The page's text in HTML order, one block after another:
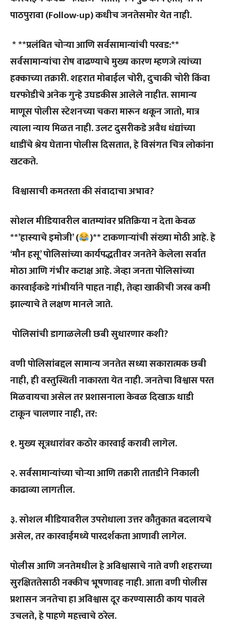
पाठपुरावा (Follow-up) कधीच जनतेसमोर येत नाही.
* **प्रलंबित चोऱ्या आणि सर्वसामान्यांची परवड:**
सर्वसामान्यांचा रोष वाढण्याचे मुख्य कारण म्हणजे त्यांच्या
हक्काच्या तक्रारी. शहरात मोबाईल चोरी, दुचाकी चोरी किंवा
घरफोडीचे अनेक गुन्हे उघडकीस आलेले नाहीत. सामान्य
माणूस पोलीस स्टेशनच्या चकरा मारून थकून जातो, मात्र
त्याला न्याय मिळत नाही. उलट दुसरीकडे अवैध धंद्यांच्या
धाडींचे श्रेय घेताना पोलीस दिसतात, हे विसंगत चित्र लोकांना
खटकते.
विश्वासाची कमतरता की संवादाचा अभाव?
सोशल मीडियावरील बातम्यांवर प्रतिक्रिया न देता केवळ
**’हास्याचे इमोजी’ (
)** टाकणाऱ्यांची संख्या मोठी आहे. हे
‘मौन हसू’ पोलिसांच्या कार्यपद्धतीवर जनतेने केलेला सर्वात
मोठा आणि गंभीर कटाक्ष आहे. जेव्हा जनता पोलिसांच्या
कारवाईकडे गांभीर्याने पाहत नाही, तेव्हा खाकीची जरब कमी
झाल्याचे ते लक्षण मानले जाते.
पोलिसांची डागाळलेली छबी सुधारणार कशी?
वणी पोलिसांबद्दल सामान्य जनतेत सध्या सकारात्मक छबी
नाही, ही वस्तुस्थिती नाकारता येत नाही. जनतेचा विश्वास परत
मिळवायचा असेल तर प्रशासनाला केवळ दिखाऊ धाडी
टाकून चालणार नाही, तर:
१. मुख्य सूत्रधारांवर कठोर कारवाई करावी लागेल.
२. सर्वसामान्यांच्या चोऱ्या आणि तक्रारी तातडीने निकाली
काढाव्या लागतील.
३. सोशल मीडियावरील उपरोधाला उत्तर कौतुकात बदलायचे
असेल, तर कारवाईमध्ये पारदर्शकता आणावी लागेल.
पोलीस आणि जनतेमधील हे अविश्वासाचे नाते वणी शहराच्या
सुरक्षिततेसाठी नक्कीच भूषणावह नाही. आता वणी पोलीस
प्रशासन जनतेचा हा अविश्वास दूर करण्यासाठी काय पावले
उचलते, हे पाहणे महत्त्वाचे ठरेल.